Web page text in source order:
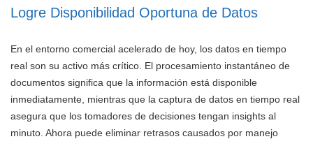
Logre Disponibilidad Oportuna de Datos
En el entorno comercial acelerado de hoy, los datos en tiempo
real son su activo más crítico. El procesamiento instantáneo de
documentos significa que la información está disponible
inmediatamente, mientras que la captura de datos en tiempo real
asegura que los tomadores de decisiones tengan insights al
minuto. Ahora puede eliminar retrasos causados por manejo